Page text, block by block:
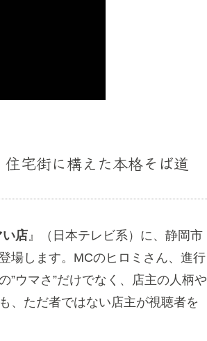
宅街に構えた本格そば道
店』（日本テレビ系）に、静岡市
場します。MCのヒロミさん、進行
”ウマさ”だけでなく、店主の人柄や
、ただ者ではない店主が視聴者を